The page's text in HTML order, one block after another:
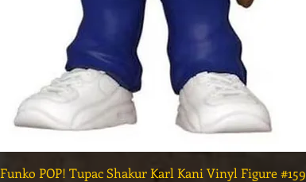
クイックビュー
Funko POP! Tupac Shakur Karl Kani Vinyl Figure #159